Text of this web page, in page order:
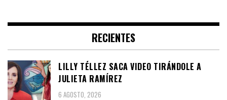
RECIENTES
LILLY TÉLLEZ SACA VIDEO TIRÁNDOLE A
JULIETA RAMÍREZ
6 AGOSTO, 2026